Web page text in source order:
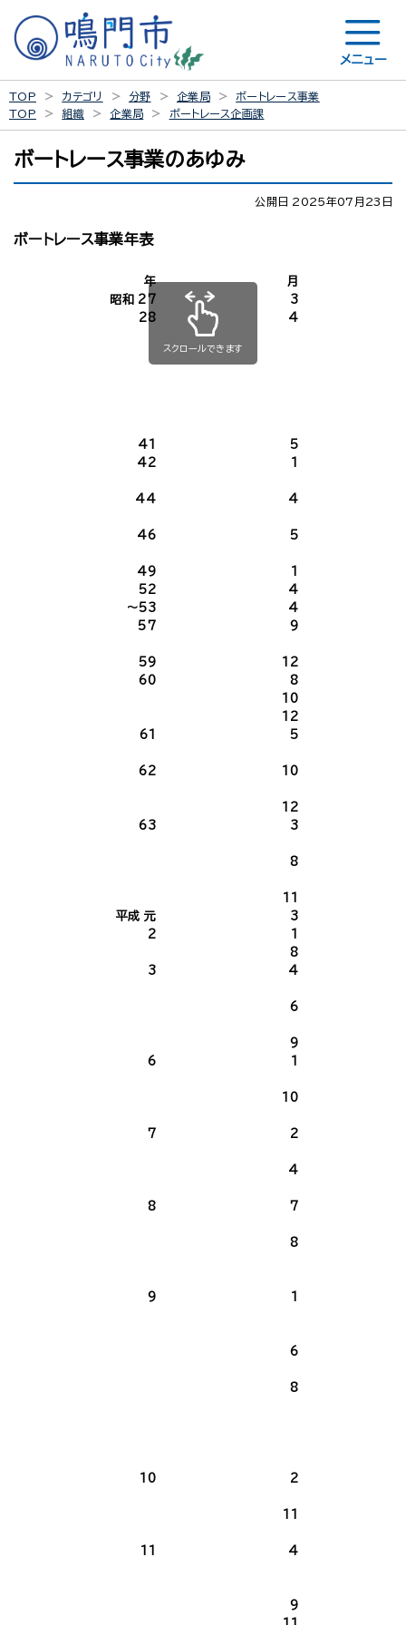
メニュー
TOP カテゴリ 分野 企業局
ボートレース事業
TOP
組織 企業局 ボートレース企画課
ボートレース事業のあゆみ
公開日 2025年07月23日
ボートレース事業年表
年
月
昭和 27
3
28
4
41
5
42
1
44 4
46 5
49
1
52
4
～53
4
57
9
59
12
60
8
10
12
61
5
62 10
12
63
3
8
11
平成 元
3
2
1
8
3
4
6
9
6
1
10
7 2
4
8 7
8
9 1
6
8
10 2
11
11 4
9
スクロールできます